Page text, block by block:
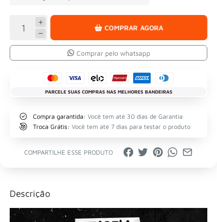
COMPRAR AGORA
Comprar pelo whatsapp
PARCELE SUAS COMPRAS NAS MELHORES BANDEIRAS
Compra garantida: Você tem até 30 dias de Garantia
Troca Grátis: Você tem até 7 dias para testar o produto
COMPARTILHE ESSE PRODUTO
Descrição